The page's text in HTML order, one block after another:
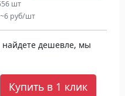
шт
руб/шт
дешевле, мы
Купить в 1 клик